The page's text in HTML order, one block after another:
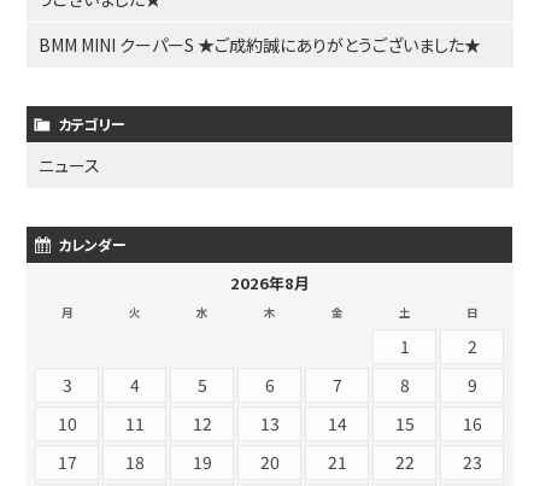
BMM MINI クーパーS ★ご成約誠にありがとうございました★
カテゴリー
ニュース
カレンダー
2026年8月
月 火 水 木 金 土 日
1
2
3
4 5 6 7 8
9
10
11 12 13 14 15
16
17
18 19 20 21 22
23